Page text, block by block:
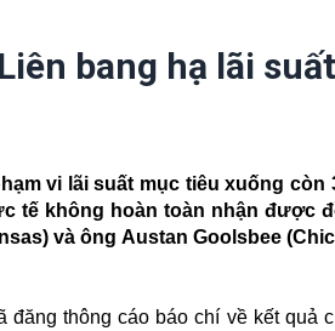
bang hạ lãi suất
vi lãi suất mục tiêu xuống còn
tế không hoàn toàn nhận được
và ông Austan Goolsbee
đăng thông cáo báo chí về kết quả